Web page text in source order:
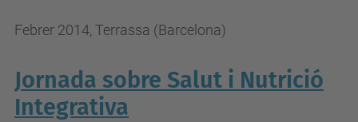
Febrer 2014, Terrassa (Barcelona)
Jornada sobre Salut i Nutrició
Integrativa